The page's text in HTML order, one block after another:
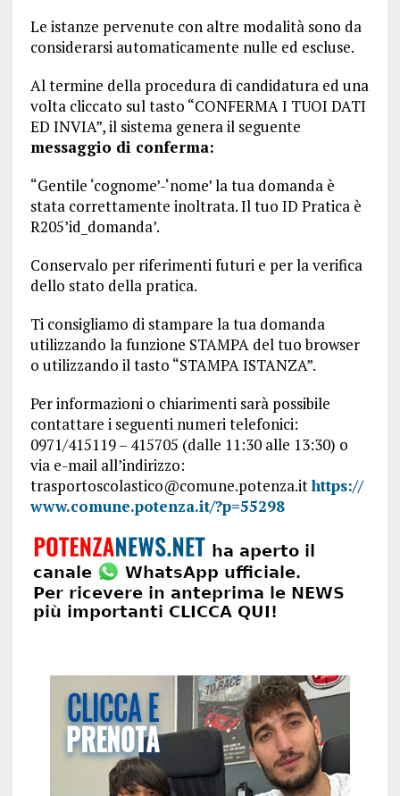
Le istanze pervenute con altre modalità sono da
considerarsi automaticamente nulle ed escluse.
Al termine della procedura di candidatura ed una
volta cliccato sul tasto “CONFERMA I TUOI DATI
ED INVIA”, il sistema genera il seguente
messaggio di conferma:
“Gentile ‘cognome’-‘nome’ la tua domanda è
stata correttamente inoltrata. Il tuo ID Pratica è
R205’id_domanda’.
Conservalo per riferimenti futuri e per la verifica
dello stato della pratica.
Ti consigliamo di stampare la tua domanda
utilizzando la funzione STAMPA del tuo browser
o utilizzando il tasto “STAMPA ISTANZA”.
Per informazioni o chiarimenti sarà possibile
contattare i seguenti numeri telefonici:
0971/415119 – 415705 (dalle 11:30 alle 13:30) o
via e-mail all’indirizzo:
trasportoscolastico@comune.potenza.ithttps://
www.comune.potenza.it/?p=55298